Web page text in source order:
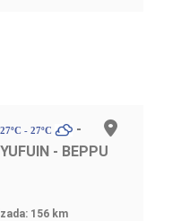
27ºC - 27ºC
-
- BEPPU
156 km